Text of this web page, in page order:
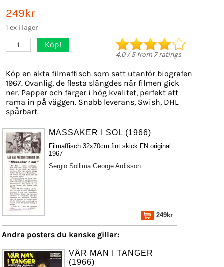
249kr
1 ex i lager
1 Köp!
4.0/5from 7ratings
Köp en äkta filmaffisch som satt utanför biografen
1967. Ovanlig, de flesta slängdes när filmen gick
ner. Papper och färger i hög kvalitet, perfekt att
rama in på väggen. Snabb leverans, Swish, DHL
spårbart.
MASSAKER I SOL (1966)
Filmaffisch 32x70cm fint skick FN original
1967
Sergio Sollima George Ardisson
249kr
Andra posters du kanske gillar:
VÅR MAN I TANGER
(1966)